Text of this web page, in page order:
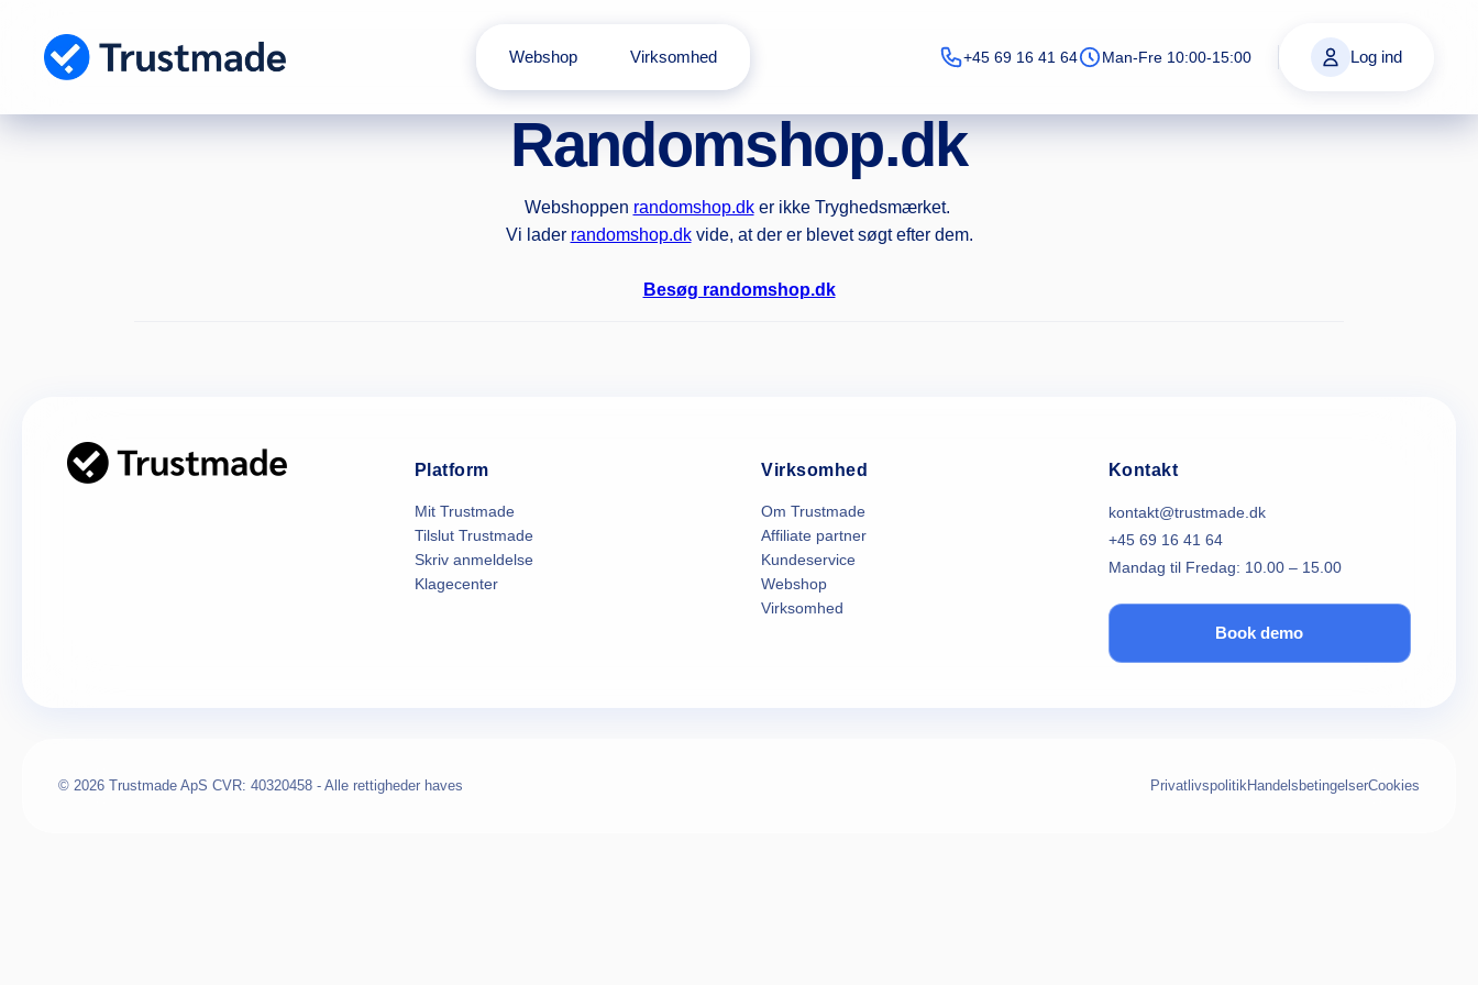
indhold
Webshop Virksomhed +45 69 16 41 64 Man-Fre 10:00-15:00 Log ind
Randomshop.dk
Webshoppen randomshop.dker ikke Tryghedsmærket.
Vi lader randomshop.dkvide, at der er blevet søgt efter dem.
Besøg randomshop.dk
Platform
Mit Trustmade
Tilslut Trustmade
Skriv anmeldelse
Klagecenter
Virksomhed
Om Trustmade
Affiliate partner
Kundeservice
Webshop
Virksomhed
Kontakt
kontakt@trustmade.dk
+45 69 16 41 64
Mandag til Fredag: 10.00 – 15.00
Book demo
© 2026 Trustmade ApS CVR: 40320458 - Alle rettigheder haves PrivatlivspolitikHandelsbetingelserCookies